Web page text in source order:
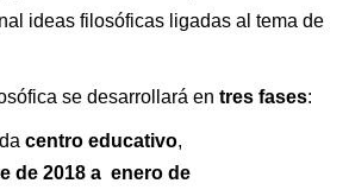
ideas filosóficas ligadas al tema de
se desarrollará en tres fases:
centro educativo,
de 2018 a enero de